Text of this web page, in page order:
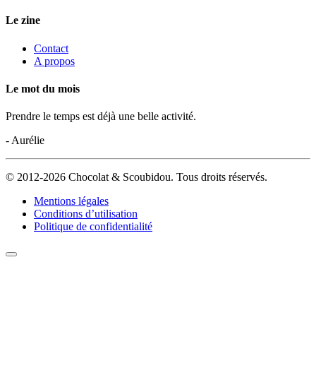
Le zine
Contact
A propos
Le mot du mois
Prendre le temps est déjà une belle activité.
- Aurélie
© 2012-2026 Chocolat & Scoubidou. Tous droits réservés.
Mentions légales
Conditions d’utilisation
Politique de confidentialité